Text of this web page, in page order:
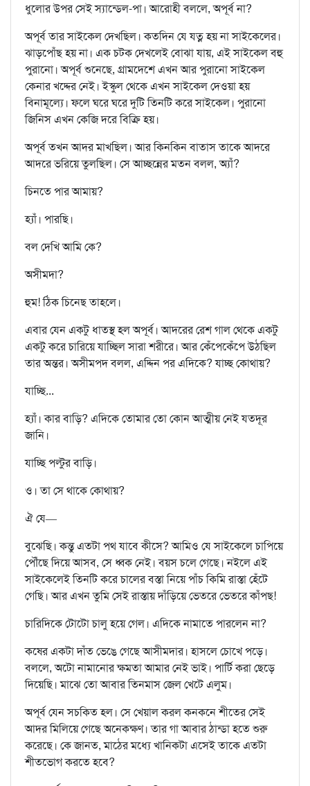
ধুলোর উপর সেই স্যান্ডেল-পা। আরোহী বললে, অপূর্ব না?
অপূর্ব তার সাইকেল দেখছিল। কতদিন যে যত্ন হয় না সাইকেলের।
ঝাড়পোঁছ হয় না। এক চটক দেখলেই বোঝা যায়, এই সাইকেল বহু
পুরানো। অপূর্ব শুনেছে, গ্রামদেশে এখন আর পুরানো সাইকেল
কেনার খদ্দের নেই। ইস্কুল থেকে এখন সাইকেল দেওয়া হয়
বিনামূল্যে। ফলে ঘরে ঘরে দুটি তিনটি করে সাইকেল। পুরানো
জিনিস এখন কেজি দরে বিক্রি হয়।
অপূর্ব তখন আদর মাখছিল। আর কিনকিন বাতাস তাকে আদরে
আদরে ভরিয়ে তুলছিল। সে আচ্ছন্নের মতন বলল, অ্যাঁ?
চিনতে পার আমায়?
হ্যাঁ। পারছি।
বল দেখি আমি কে?
অসীমদা?
হুম! ঠিক চিনেছ তাহলে।
এবার যেন একটু ধাতস্থ হল অপূর্ব। আদরের রেশ গাল থেকে একটু
একটু করে চারিয়ে যাচ্ছিল সারা শরীরে। আর কেঁপেকেঁপে উঠছিল
তার অন্তর। অসীমপদ বলল, এদ্দিন পর এদিকে? যাচ্ছ কোথায়?
যাচ্ছি...
হ্যাঁ। কার বাড়ি? এদিকে তোমার তো কোন আত্মীয় নেই যতদূর
জানি।
যাচ্ছি পল্টুর বাড়ি।
ও। তা সে থাকে কোথায়?
ঐ যে—
বুঝেছি। কন্তু এতটা পথ যাবে কীসে? আমিও যে সাইকেলে চাপিয়ে
পৌঁছে দিয়ে আসব, সে ধ্বক নেই। বয়স চলে গেছে। নইলে এই
সাইকেলেই তিনটি করে চালের বস্তা নিয়ে পাঁচ কিমি রাস্তা হেঁটে
গেছি। আর এখন তুমি সেই রাস্তায় দাঁড়িয়ে ভেতরে ভেতরে কাঁপছ!
চারিদিকে টোটো চালু হয়ে গেল। এদিকে নামাতে পারলেন না?
কষের একটা দাঁত ভেঙে গেছে আসীমদার। হাসলে চোখে পড়ে।
বললে, অটো নামানোর ক্ষমতা আমার নেই ভাই। পার্টি করা ছেড়ে
দিয়েছি। মাঝে তো আবার তিনমাস জেল খেটে এলুম।
অপূর্ব যেন সচকিত হল। সে খেয়াল করল কনকনে শীতের সেই
আদর মিলিয়ে গেছে অনেকক্ষণ। তার গা আবার ঠান্ডা হতে শুরু
করেছে। কে জানত, মাঠের মধ্যে খানিকটা এসেই তাকে এতটা
শীতভোগ করতে হবে?